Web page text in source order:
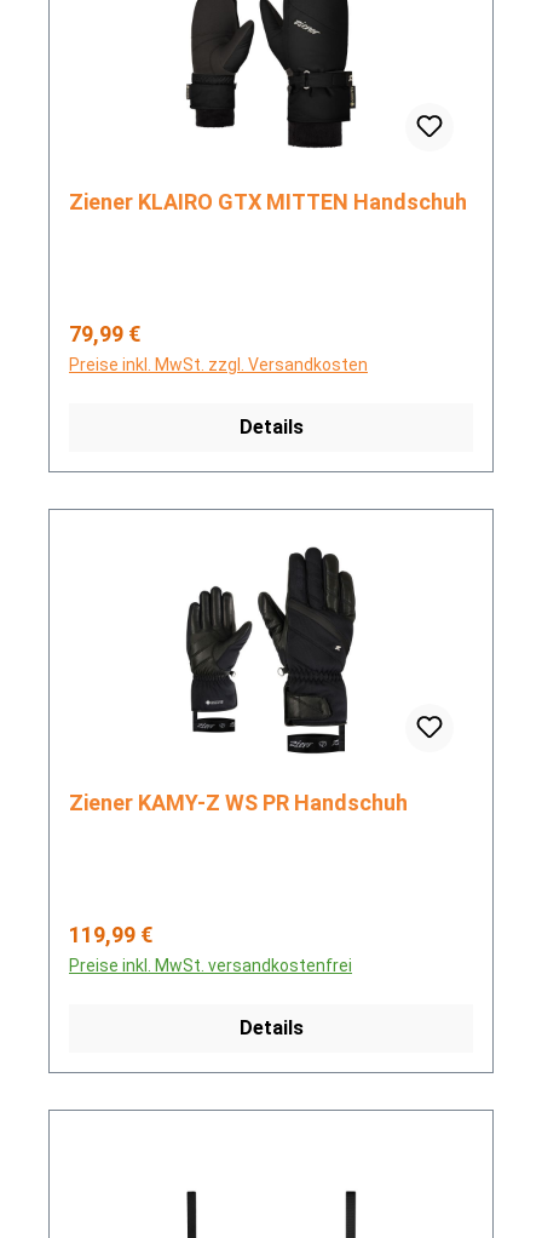
Ziener KLAIRO GTX MITTEN Handschuh
Regulärer Preis:
79,99 €
Preise inkl. MwSt. zzgl. Versandkosten
Details
Ziener KAMY-Z WS PR Handschuh
Regulärer Preis:
119,99 €
Preise inkl. MwSt. versandkostenfrei
Details